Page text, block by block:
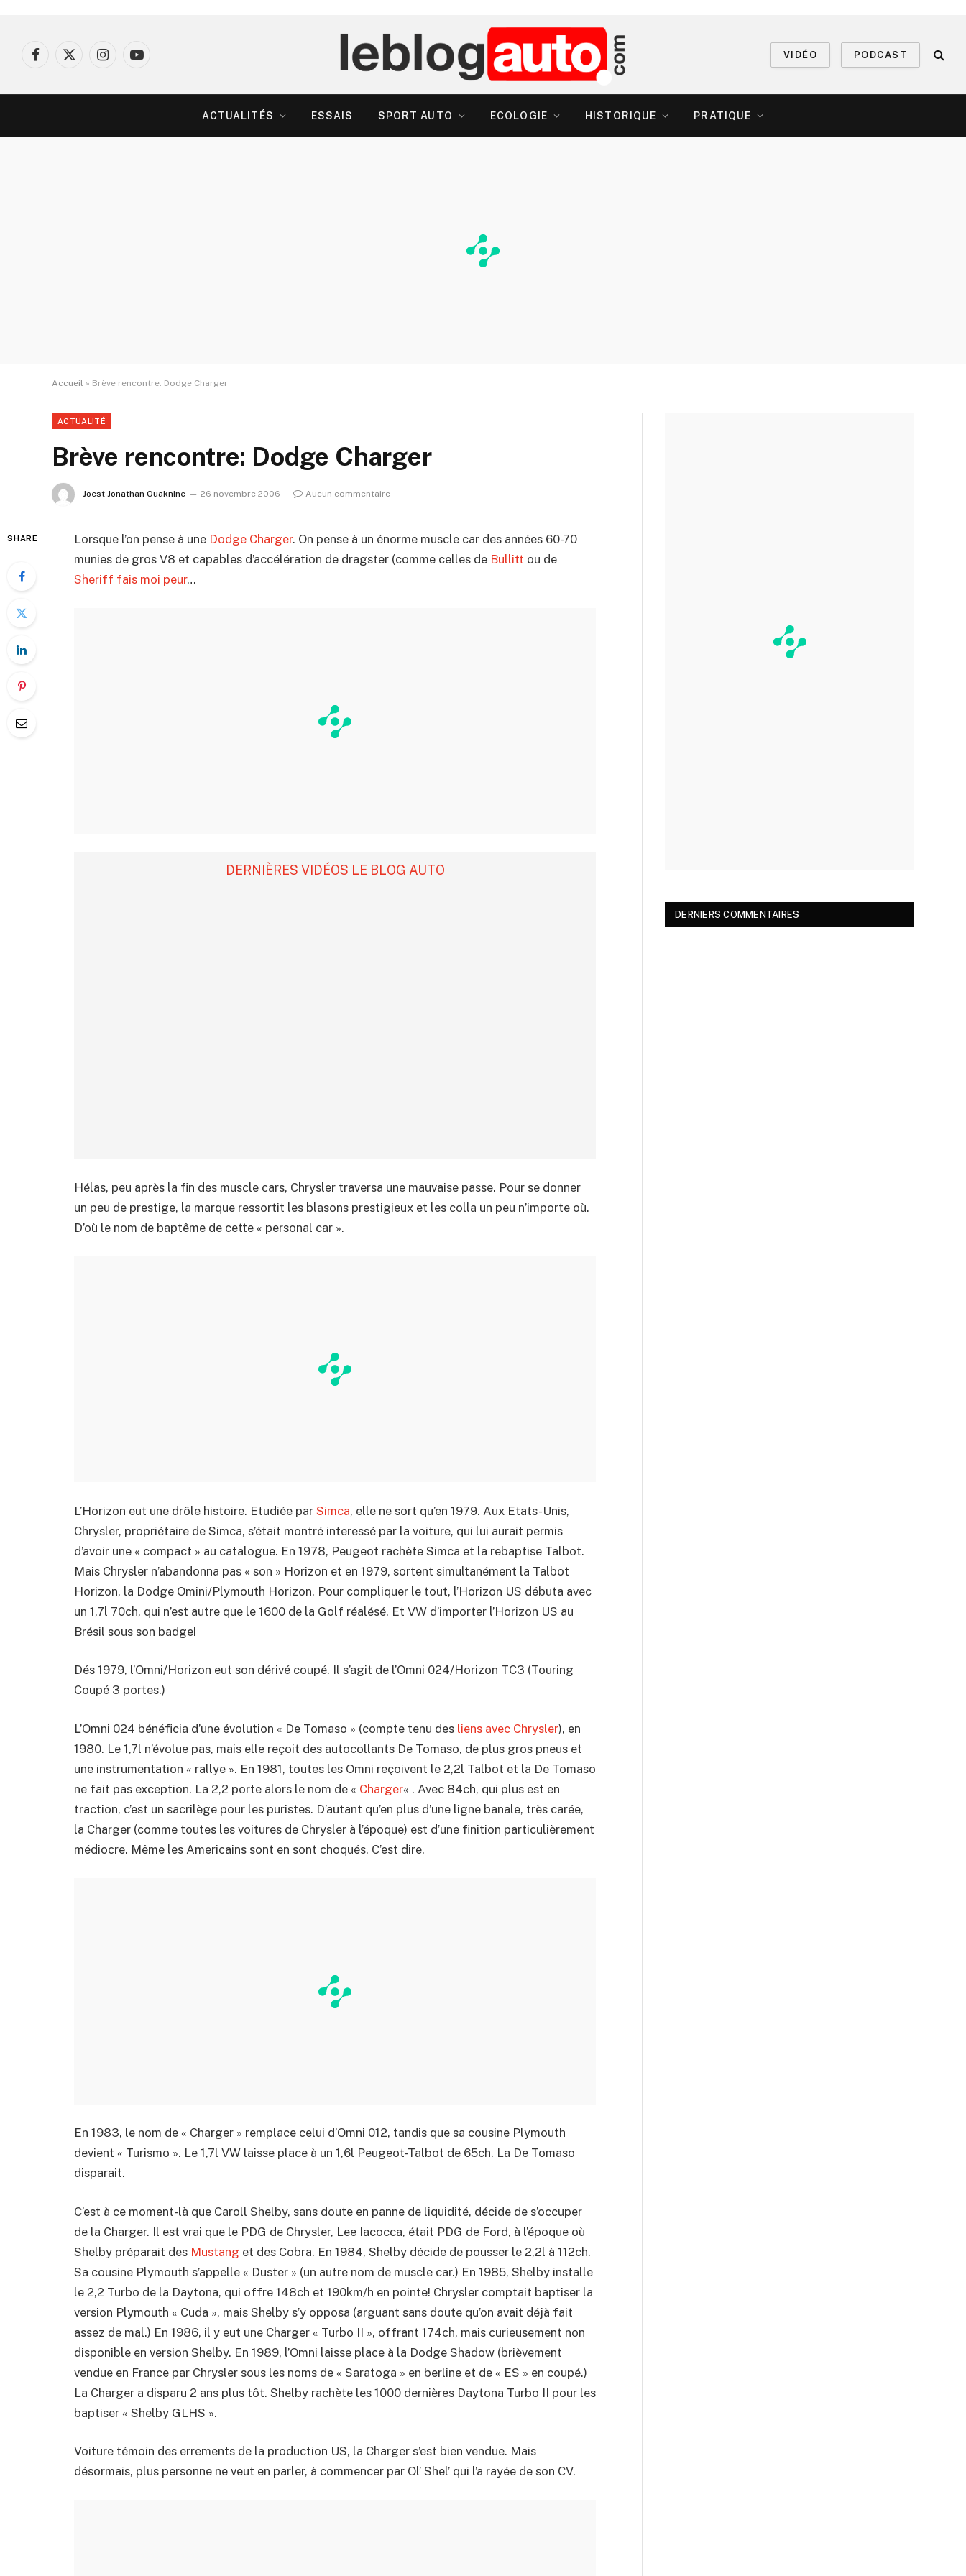
Facebook
X
InstagramYouTube
VIDÉO PODCAST
ACTUALITÉS ESSAIS SPORT AUTO ECOLOGIE HISTORIQUE PRATIQUE
Accueil » Brève rencontre: Dodge Charger
ACTUALITÉ
Brève rencontre: Dodge Charger
Joest Jonathan Ouaknine 26 novembre 2006 Aucun commentaire
SHARE Lorsque l’on pense à une Dodge Charger. On pense à un énorme muscle car des années 60-70
munies de gros V8 et capables d’accélération de dragster (comme celles de Bullitt ou de
Sheriff fais moi peur…
DERNIÈRES VIDÉOS LE BLOG AUTO
Hélas, peu après la fin des muscle cars, Chrysler traversa une mauvaise passe. Pour se donner
un peu de prestige, la marque ressortit les blasons prestigieux et les colla un peu n’importe où.
D’où le nom de baptême de cette « personal car ».
L’Horizon eut une drôle histoire. Etudiée par Simca, elle ne sort qu’en 1979. Aux Etats-Unis,
Chrysler, propriétaire de Simca, s’était montré interessé par la voiture, qui lui aurait permis
d’avoir une « compact » au catalogue. En 1978, Peugeot rachète Simca et la rebaptise Talbot.
Mais Chrysler n’abandonna pas « son » Horizon et en 1979, sortent simultanément la Talbot
Horizon, la Dodge Omini/Plymouth Horizon. Pour compliquer le tout, l’Horizon US débuta avec
un 1,7l 70ch, qui n’est autre que le 1600 de la Golf réalésé. Et VW d’importer l’Horizon US au
Brésil sous son badge!
Dés 1979, l’Omni/Horizon eut son dérivé coupé. Il s’agit de l’Omni 024/Horizon TC3 (Touring
Coupé 3 portes.)
L’Omni 024 bénéficia d’une évolution « De Tomaso » (compte tenu des liens avec Chrysler), en
1980. Le 1,7l n’évolue pas, mais elle reçoit des autocollants De Tomaso, de plus gros pneus et
une instrumentation « rallye ». En 1981, toutes les Omni reçoivent le 2,2l Talbot et la De Tomaso
ne fait pas exception. La 2,2 porte alors le nom de « Charger« . Avec 84ch, qui plus est en
traction, c’est un sacrilège pour les puristes. D’autant qu’en plus d’une ligne banale, très carée,
la Charger (comme toutes les voitures de Chrysler à l’époque) est d’une finition particulièrement
médiocre. Même les Americains sont en sont choqués. C’est dire.
En 1983, le nom de « Charger » remplace celui d’Omni 012, tandis que sa cousine Plymouth
devient « Turismo ». Le 1,7l VW laisse place à un 1,6l Peugeot-Talbot de 65ch. La De Tomaso
disparait.
C’est à ce moment-là que Caroll Shelby, sans doute en panne de liquidité, décide de s’occuper
de la Charger. Il est vrai que le PDG de Chrysler, Lee Iacocca, était PDG de Ford, à l’époque où
Shelby préparait des Mustang et des Cobra. En 1984, Shelby décide de pousser le 2,2l à 112ch.
Sa cousine Plymouth s’appelle « Duster » (un autre nom de muscle car.) En 1985, Shelby installe
le 2,2 Turbo de la Daytona, qui offre 148ch et 190km/h en pointe! Chrysler comptait baptiser la
version Plymouth « Cuda », mais Shelby s’y opposa (arguant sans doute qu’on avait déjà fait
assez de mal.) En 1986, il y eut une Charger « Turbo II », offrant 174ch, mais curieusement non
disponible en version Shelby. En 1989, l’Omni laisse place à la Dodge Shadow (brièvement
vendue en France par Chrysler sous les noms de « Saratoga » en berline et de « ES » en coupé.)
La Charger a disparu 2 ans plus tôt. Shelby rachète les 1000 dernières Daytona Turbo II pour les
baptiser « Shelby GLHS ».
Voiture témoin des errements de la production US, la Charger s’est bien vendue. Mais
désormais, plus personne ne veut en parler, à commencer par Ol’ Shel’ qui l’a rayée de son CV.
DERNIERS COMMENTAIRES